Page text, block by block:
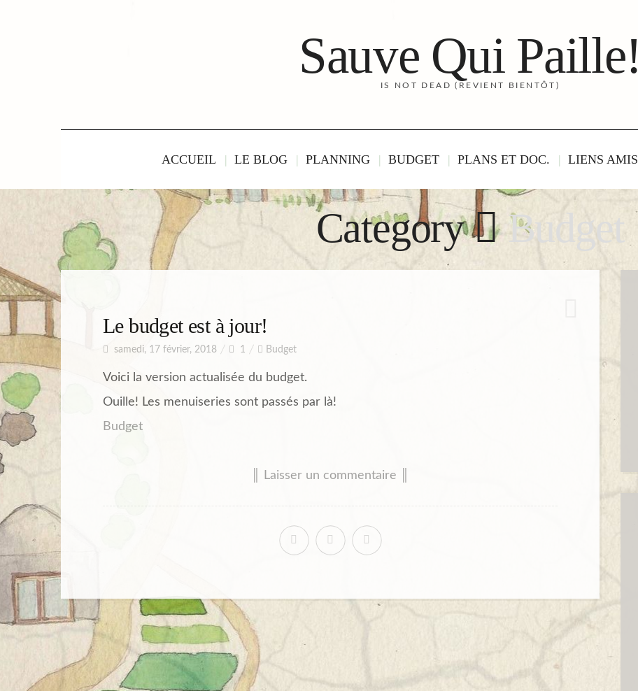
Sauve Qui Paille!
IS NOT DEAD (REVIENT BIENTÔT)
ACCUEIL LE BLOG PLANNING BUDGET PLANS ET DOC. LIENS AMIS
Category Budget
Le budget est à jour!
samedi, 17 février, 2018 1 Budget
Voici la version actualisée du budget.
Ouille! Les menuiseries sont passés par là!
Budget
║ Laisser un commentaire ║